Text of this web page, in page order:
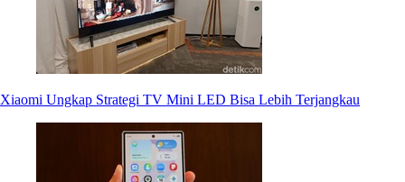
Xiaomi Ungkap Strategi TV Mini LED Bisa Lebih Terjangkau